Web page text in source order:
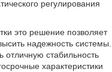
регулирования
это решение позволяет
надежность системы.
отличную стабильность
характеристики